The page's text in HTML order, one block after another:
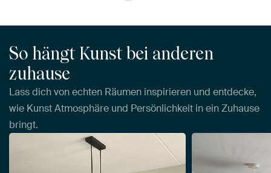
So hängt Kunst bei anderen
zuhause
Lass dich von echten Räumen inspirieren und entdecke,
wie Kunst Atmosphäre und Persönlichkeit in ein Zuhause
bringt.